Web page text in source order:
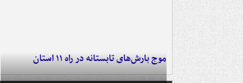
موج بارش‌های تابستانه در راه ۱۱ استان